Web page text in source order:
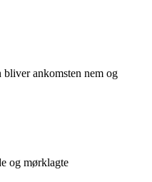
bliver ankomsten nem og
og mørklagte